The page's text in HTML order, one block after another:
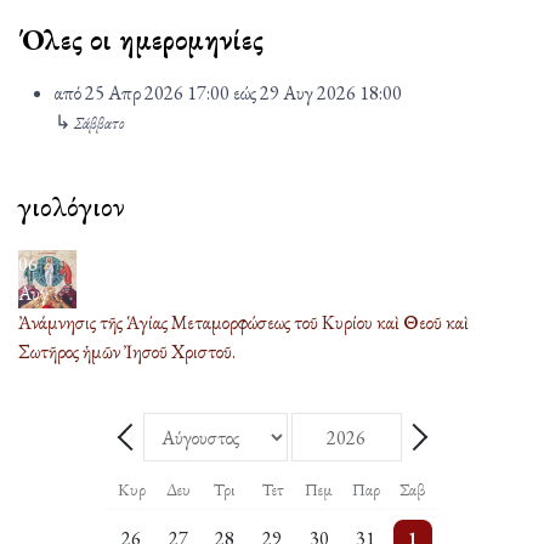
Όλες οι ημερομηνίες
από25 Απρ 2026 17:00 εώς29 Αυγ 2026 18:00
↳Σάββατο
Ἁγιολόγιον
06
Αυγ
Ἀνάμνησις τῆς Ἁγίας Μεταμορφώσεως τοῦ Κυρίου καὶ Θεοῦ καὶ
Σωτῆρος ἡμῶν Ἰησοῦ Χριστοῦ.
Πίσω - Μήνας
Μήνας
Επόμενο - Μήνας
Κυρ Δευ Τρι Τετ Πεμ Παρ Σαβ
5 events One event2 events One event2 events One event5 events